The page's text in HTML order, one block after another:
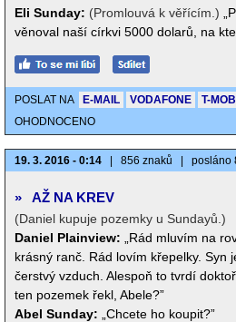
Eli Sunday: (Promlouvá k věřícím.)
věnoval naší církvi 5000 dolarů, na
POSLAT NA E-MAIL VODAFONE T-
OHODNOCENO
19. 3. 2016 - 0:14 856 znaků posláno
» AŽ NA KREV
(Daniel kupuje pozemky u Sundayů.)
Daniel Plainview:
„Rád mluvím na
krásný ranč. Rád lovím křepelky. Syn
čerstvý vzduch. Alespoň to tvrdí
ten pozemek řekl, Abele?”
Abel Sunday:
„Chcete ho koupit?”